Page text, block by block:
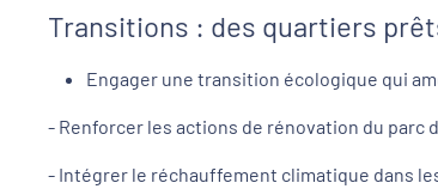
Transitions : des quartiers
Engager une transition écologique qui
- Renforcer les actions de rénovation du
- Intégrer le réchauffement climatique dans